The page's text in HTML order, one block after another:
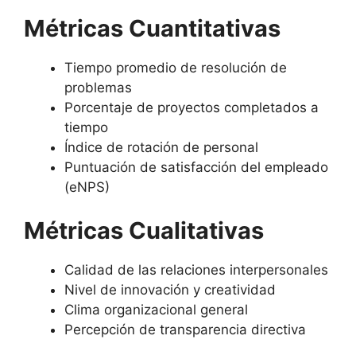
Métricas Cuantitativas
Tiempo promedio de resolución de
problemas
Porcentaje de proyectos completados a
tiempo
Índice de rotación de personal
Puntuación de satisfacción del empleado
(eNPS)
Métricas Cualitativas
Calidad de las relaciones interpersonales
Nivel de innovación y creatividad
Clima organizacional general
Percepción de transparencia directiva